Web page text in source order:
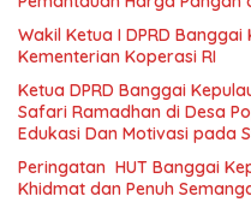
Wakil Ketua I DPRD
Kementerian Koperasi RI
Ketua DPRD Banggai
Safari Ramadhan di Desa
Edukasi Dan Motivasi pada
Peringatan HUT Banggai
Khidmat dan Penuh